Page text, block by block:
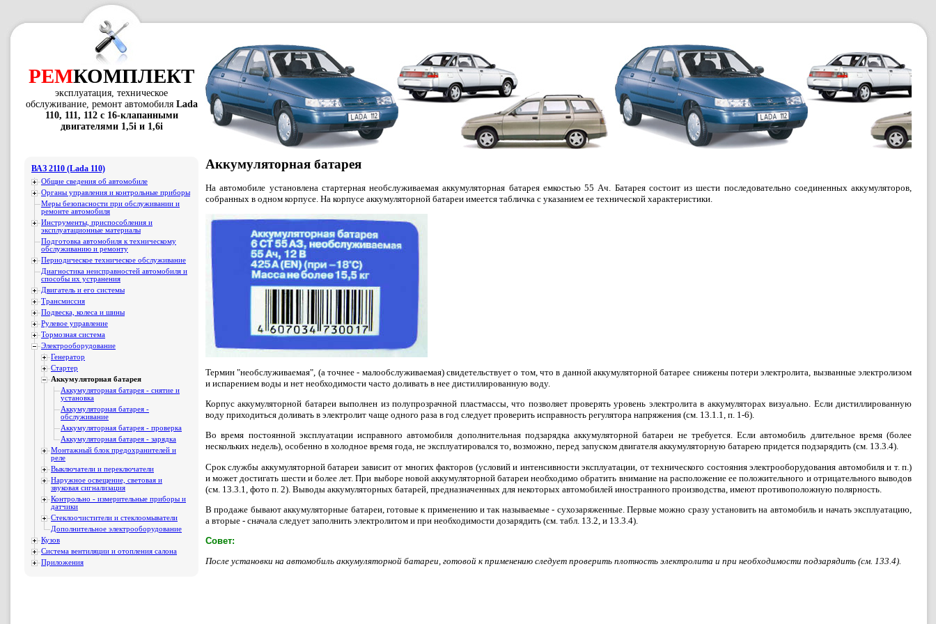
РЕМКОМПЛЕКТ
эксплуатация, техническое
обслуживание, ремонт автомобиля Lada
110, 111, 112 с 16-клапанными
двигателями 1,5i и 1,6i
ВАЗ 2110 (Lada 110)
Общие сведения об автомобиле
Органы управления и контрольные приборы
Меры безопасности при обслуживании и
ремонте автомобиля
Инструменты, приспособления и
эксплуатационные материалы
Подготовка автомобиля к техническому
обслуживанию и ремонту
Периодическое техническое обслуживание
Диагностика неисправностей автомобиля и
способы их устранения
Двигатель и его системы
Трансмиссия
Подвеска, колеса и шины
Рулевое управление
Тормозная система
Электрооборудование
Генератор
Стартер
Аккумуляторная батарея
Аккумуляторная батарея - снятие и
установка
Аккумуляторная батарея -
обслуживание
Аккумуляторная батарея - проверка
Аккумуляторная батарея - зарядка
Монтажный блок предохранителей и
реле
Выключатели и переключатели
Наружное освещение, световая и
звуковая сигнализация
Контрольно - измерительные приборы и
датчики
Стеклоочистители и стеклоомыватели
Дополнительное электрооборудование
Кузов
Система вентиляции и отопления салона
Приложения
Аккумуляторная батарея
На автомобиле установлена стартерная необслуживаемая аккумуляторная батарея емкостью 55 Ач. Батарея состоит из шести последовательно соединенных аккумуляторов,
собранных в одном корпусе. На корпусе аккумуляторной батареи имеется табличка с указанием ее технической характеристики.
Термин "необслуживаемая", (а точнее - малообслуживаемая) свидетельствует о том, что в данной аккумуляторной батарее снижены потери электролита, вызванные электролизом
и испарением воды и нет необходимости часто доливать в нее дистиллированную воду.
Корпус аккумуляторной батареи выполнен из полупрозрачной пластмассы, что позволяет проверять уровень электролита в аккумуляторах визуально. Если дистиллированную
воду приходиться доливать в электролит чаще одного раза в год следует проверить исправность регулятора напряжения (см. 13.1.1, п. 1-6).
Во время постоянной эксплуатации исправного автомобиля дополнительная подзарядка аккумуляторной батареи не требуется. Если автомобиль длительное время (более
нескольких недель), особенно в холодное время года, не эксплуатировался то, возможно, перед запуском двигателя аккумуляторную батарею придется подзарядить (см. 13.3.4).
Срок службы аккумуляторной батареи зависит от многих факторов (условий и интенсивности эксплуатации, от технического состояния электрооборудования автомобиля и т. п.)
и может достигать шести и более лет. При выборе новой аккумуляторной батареи необходимо обратить внимание на расположение ее положительного и отрицательного выводов
(см. 13.3.1, фото п. 2). Выводы аккумуляторных батарей, предназначенных для некоторых автомобилей иностранного производства, имеют противоположную полярность.
В продаже бывают аккумуляторные батареи, готовые к применению и так называемые - сухозаряженные. Первые можно сразу установить на автомобиль и начать эксплуатацию,
а вторые - сначала следует заполнить электролитом и при необходимости дозарядить (см. табл. 13.2, и 13.3.4).
Совет:
После установки на автомобиль аккумуляторной батареи, готовой к применению следует проверить плотность электролита и при необходимости подзарядить (см. 133.4).